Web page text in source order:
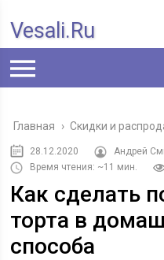
Vesali.ru
Главная › Скидки и
28.12.2020
Андрей
Время чтения: ~11 мин.
Как сделать
торта в
способа